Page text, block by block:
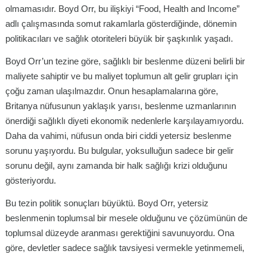
olmamasıdır. Boyd Orr, bu ilişkiyi “Food, Health and Income”
adlı çalışmasında somut rakamlarla gösterdiğinde, dönemin
politikacıları ve sağlık otoriteleri büyük bir şaşkınlık yaşadı.
Boyd Orr’un tezine göre, sağlıklı bir beslenme düzeni belirli bir
maliyete sahiptir ve bu maliyet toplumun alt gelir grupları için
çoğu zaman ulaşılmazdır. Onun hesaplamalarına göre,
Britanya nüfusunun yaklaşık yarısı, beslenme uzmanlarının
önerdiği sağlıklı diyeti ekonomik nedenlerle karşılayamıyordu.
Daha da vahimi, nüfusun onda biri ciddi yetersiz beslenme
sorunu yaşıyordu. Bu bulgular, yoksulluğun sadece bir gelir
sorunu değil, aynı zamanda bir halk sağlığı krizi olduğunu
gösteriyordu.
Bu tezin politik sonuçları büyüktü. Boyd Orr, yetersiz
beslenmenin toplumsal bir mesele olduğunu ve çözümünün de
toplumsal düzeyde aranması gerektiğini savunuyordu. Ona
göre, devletler sadece sağlık tavsiyesi vermekle yetinmemeli,